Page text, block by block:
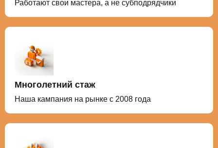
Работают свои мастера, а не субподрядчики
Многолетний стаж
Наша кампания на рынке с 2008 года